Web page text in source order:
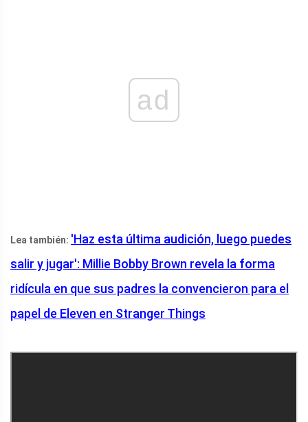
ad
Lea también: 'Haz esta última audición, luego puedes
salir y jugar': Millie Bobby Brown revela la forma
ridícula en que sus padres la convencieron para el
papel de Eleven en Stranger Things